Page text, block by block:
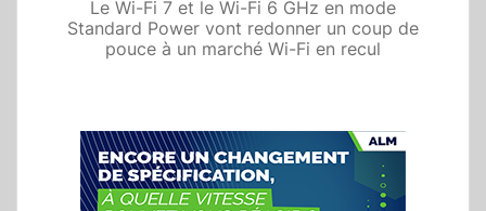
Le Wi-Fi 7 et le Wi-Fi 6 GHz en mode
Standard Power vont redonner un coup de
pouce à un marché Wi-Fi en recul